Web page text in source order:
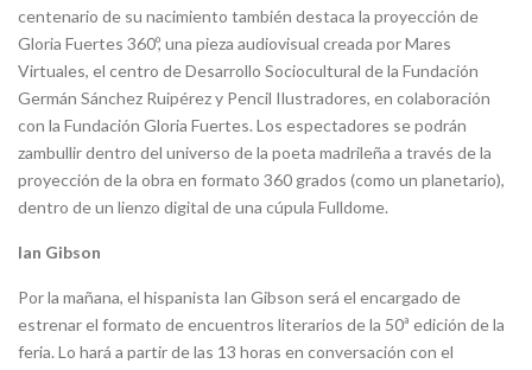
centenario de su nacimiento también destaca la proyección de
Gloria Fuertes 360º, una pieza audiovisual creada por Mares
Virtuales, el centro de Desarrollo Sociocultural de la Fundación
Germán Sánchez Ruipérez y Pencil Ilustradores, en colaboración
con la Fundación Gloria Fuertes. Los espectadores se podrán
zambullir dentro del universo de la poeta madrileña a través de la
proyección de la obra en formato 360 grados (como un planetario),
dentro de un lienzo digital de una cúpula Fulldome.
Ian Gibson
Por la mañana, el hispanista Ian Gibson será el encargado de
estrenar el formato de encuentros literarios de la 50ª edición de la
feria. Lo hará a partir de las 13 horas en conversación con el